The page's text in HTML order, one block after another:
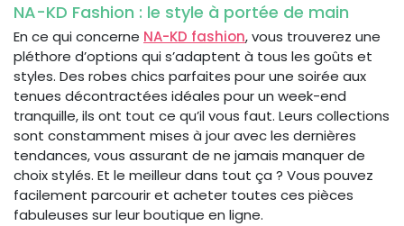
NA-KD Fashion : le style à portée de main
En ce qui concerne NA-KD fashion, vous trouverez une
pléthore d’options qui s’adaptent à tous les goûts et
styles. Des robes chics parfaites pour une soirée aux
tenues décontractées idéales pour un week-end
tranquille, ils ont tout ce qu’il vous faut. Leurs collections
sont constamment mises à jour avec les dernières
tendances, vous assurant de ne jamais manquer de
choix stylés. Et le meilleur dans tout ça ? Vous pouvez
facilement parcourir et acheter toutes ces pièces
fabuleuses sur leur boutique en ligne.